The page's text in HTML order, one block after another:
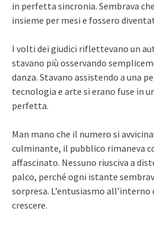
in perfetta sincronia. Sembrava
insieme per mesi e fossero
I volti dei giudici riflettevano un
stavano più osservando
danza. Stavano assistendo a una
tecnologia e arte si erano fuse in
perfetta.
Man mano che il numero si
culminante, il pubblico rimaneva
affascinato. Nessuno riusciva a
palco, perché ogni istante
sorpresa. L’entusiasmo
crescere.